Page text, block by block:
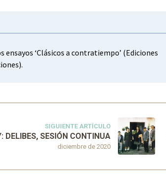
‘Clásicos a contratiempo’ (Ediciones
SIGUIENTE ARTÍCULO
diciembre de 2020
DELIBES, SESIÓN CONTINUA